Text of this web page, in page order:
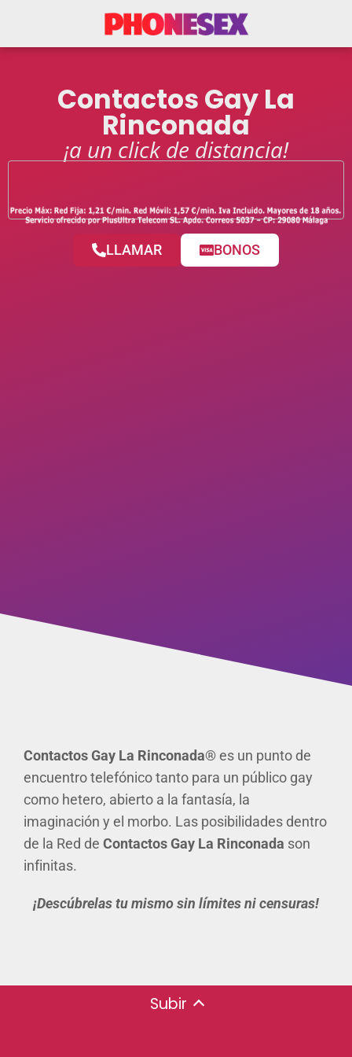
Contactos Gay La
Rinconada
¡a un click de distancia!
LLAMAR BONOS
Contactos Gay La Rinconada®es un punto de
encuentro telefónico tanto para un público gay
como hetero, abierto a la fantasía, la
imaginación y el morbo. Las posibilidades dentro
de la Red de Contactos Gay La Rinconada son
infinitas.
¡Descúbrelas tu mismo sin límites ni censuras!
Subir